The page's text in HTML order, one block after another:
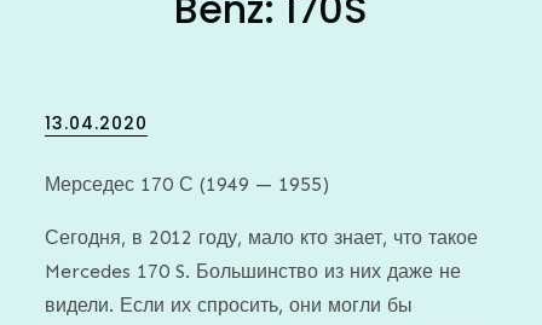
Posted
13.04.2020
Мерседес 170 С (1949 — 1955)
Сегодня, в 2012 году, мало кто знает, что такое
Mercedes 170 S. Большинство из них даже не
видели. Если их спросить, они могли бы